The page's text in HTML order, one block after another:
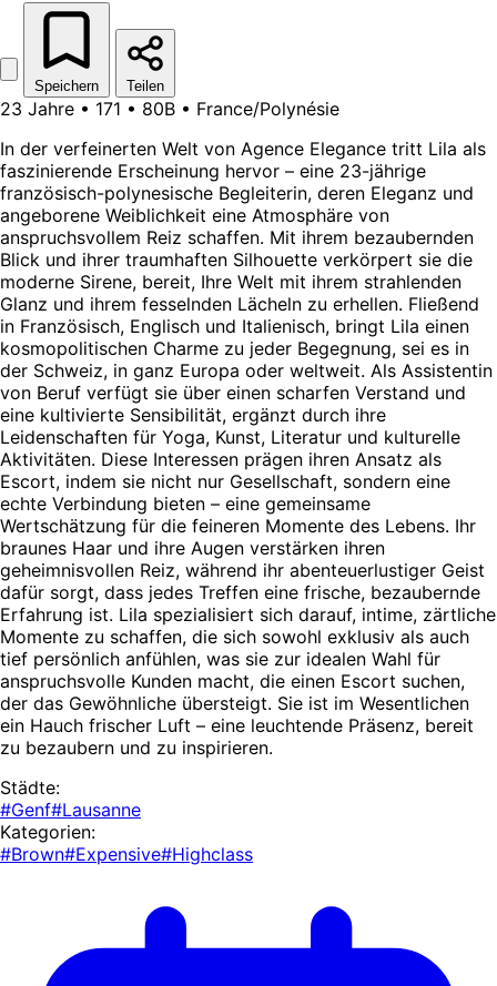
Speichern Teilen
23 Jahre • 171 • 80B • France/Polynésie
In der verfeinerten Welt von Agence Elegance tritt Lila als
faszinierende Erscheinung hervor – eine 23-jährige
französisch-polynesische Begleiterin, deren Eleganz und
angeborene Weiblichkeit eine Atmosphäre von
anspruchsvollem Reiz schaffen. Mit ihrem bezaubernden
Blick und ihrer traumhaften Silhouette verkörpert sie die
moderne Sirene, bereit, Ihre Welt mit ihrem strahlenden
Glanz und ihrem fesselnden Lächeln zu erhellen. Fließend
in Französisch, Englisch und Italienisch, bringt Lila einen
kosmopolitischen Charme zu jeder Begegnung, sei es in
der Schweiz, in ganz Europa oder weltweit. Als Assistentin
von Beruf verfügt sie über einen scharfen Verstand und
eine kultivierte Sensibilität, ergänzt durch ihre
Leidenschaften für Yoga, Kunst, Literatur und kulturelle
Aktivitäten. Diese Interessen prägen ihren Ansatz als
Escort, indem sie nicht nur Gesellschaft, sondern eine
echte Verbindung bieten – eine gemeinsame
Wertschätzung für die feineren Momente des Lebens. Ihr
braunes Haar und ihre Augen verstärken ihren
geheimnisvollen Reiz, während ihr abenteuerlustiger Geist
dafür sorgt, dass jedes Treffen eine frische, bezaubernde
Erfahrung ist. Lila spezialisiert sich darauf, intime, zärtliche
Momente zu schaffen, die sich sowohl exklusiv als auch
tief persönlich anfühlen, was sie zur idealen Wahl für
anspruchsvolle Kunden macht, die einen Escort suchen,
der das Gewöhnliche übersteigt. Sie ist im Wesentlichen
ein Hauch frischer Luft – eine leuchtende Präsenz, bereit
zu bezaubern und zu inspirieren.
Städte:
#Genf#Lausanne
Kategorien:
#Brown#Expensive#Highclass